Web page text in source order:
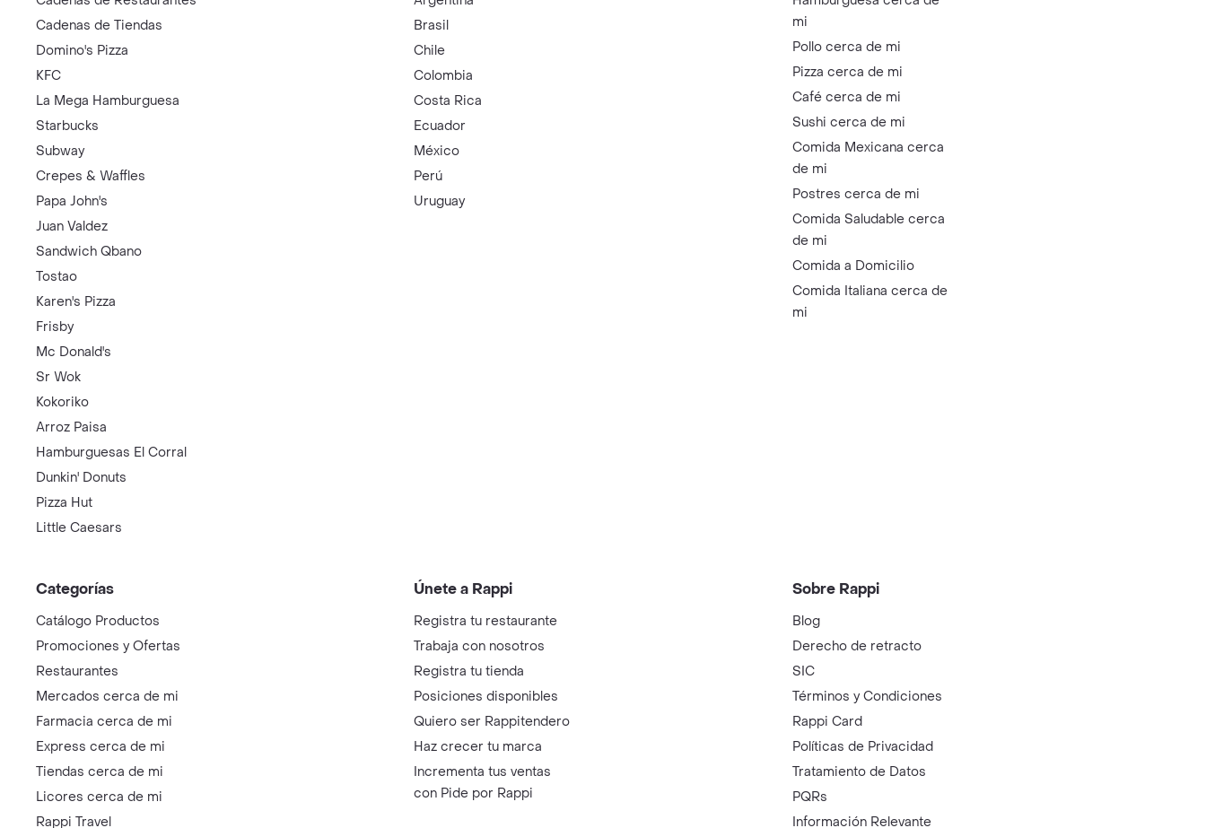
Cadenas de Tiendas
Domino's Pizza
KFC
La Mega Hamburguesa
Starbucks
Subway
Crepes & Waffles
Papa John's
Juan Valdez
Sandwich Qbano
Tostao
Karen's Pizza
Frisby
Mc Donald's
Sr Wok
Kokoriko
Arroz Paisa
Hamburguesas El Corral
Dunkin' Donuts
Pizza Hut
Little Caesars
Brasil
Chile
Colombia
Costa Rica
Ecuador
México
Perú
Uruguay
mi
Pollo cerca de mi
Pizza cerca de mi
Café cerca de mi
Sushi cerca de mi
Comida Mexicana cerca
de mi
Postres cerca de mi
Comida Saludable cerca
de mi
Comida a Domicilio
Comida Italiana cerca de
mi
Categorías
Catálogo Productos
Promociones y Ofertas
Restaurantes
Mercados cerca de mi
Farmacia cerca de mi
Express cerca de mi
Tiendas cerca de mi
Licores cerca de mi
Rappi Travel
Únete a Rappi
Registra tu restaurante
Trabaja con nosotros
Registra tu tienda
Posiciones disponibles
Quiero ser Rappitendero
Haz crecer tu marca
Incrementa tus ventas
con Pide por Rappi
Sobre Rappi
Blog
Derecho de retracto
SIC
Términos y Condiciones
Rappi Card
Políticas de Privacidad
Tratamiento de Datos
PQRs
Información Relevante